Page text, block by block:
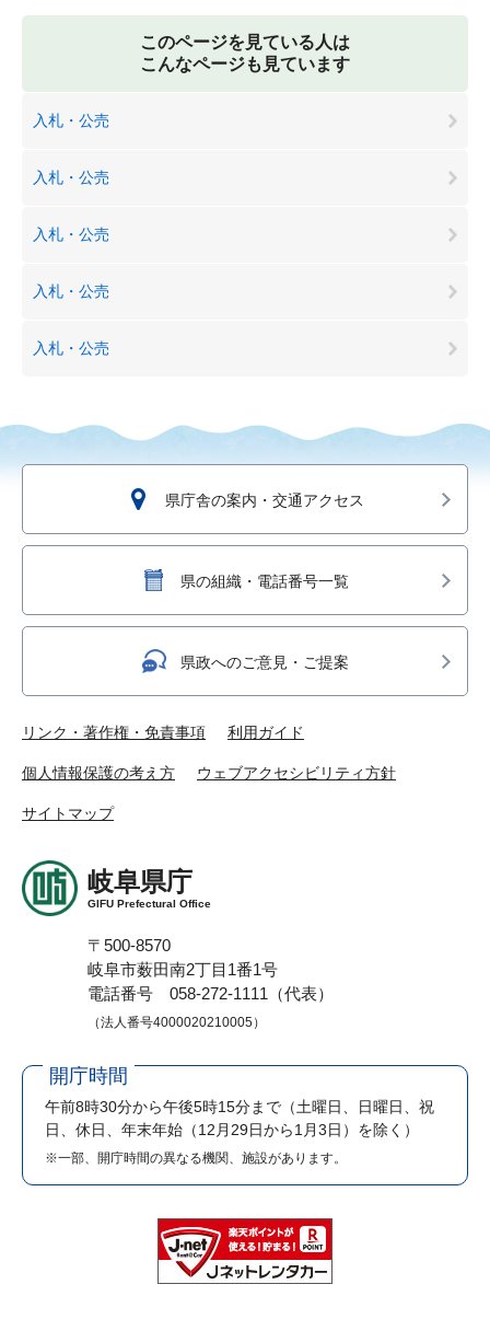
このページを見ている人は
こんなページも見ています
入札・公売
入札・公売
入札・公売
入札・公売
入札・公売
県庁舎の案内・交通アクセス
県の組織・電話番号一覧
県政へのご意見・ご提案
リンク・著作権・免責事項 利用ガイド
個人情報保護の考え方 ウェブアクセシビリティ方針
サイトマップ
岐阜県庁
GIFU Prefectural Office
〒500-8570
岐阜市薮田南2丁目1番1号
電話番号 058-272-1111（代表）
（法人番号4000020210005）
開庁時間
午前8時30分から午後5時15分まで （土曜日、日曜日、祝
日、休日、年末年始（12月29日から1月3日）を除く）
※一部、開庁時間の異なる機関、施設があります。